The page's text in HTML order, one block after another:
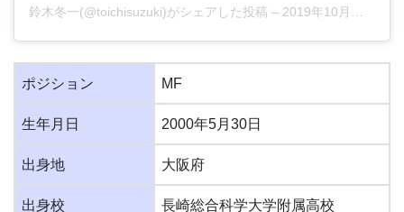
鈴木冬一(@toichisuzuki)がシェアした投稿 – 2019年10月月7日午前5時26分PDT
ポジション MF
生年月日 2000年5月30日
出身地 大阪府
出身校 長崎総合科学大学附属高校